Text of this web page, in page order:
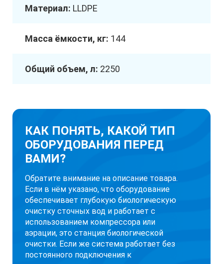
Материал: LLDPE
Масса ёмкости, кг: 144
Общий объем, л: 2250
КАК ПОНЯТЬ, КАКОЙ ТИП
ОБОРУДОВАНИЯ ПЕРЕД
ВАМИ?
Обратите внимание на описание товара.
Если в нём указано, что оборудование
обеспечивает глубокую биологическую
очистку сточных вод и работает с
использованием компрессора или
аэрации, это станция биологической
очистки. Если же система работает без
постоянного подключения к